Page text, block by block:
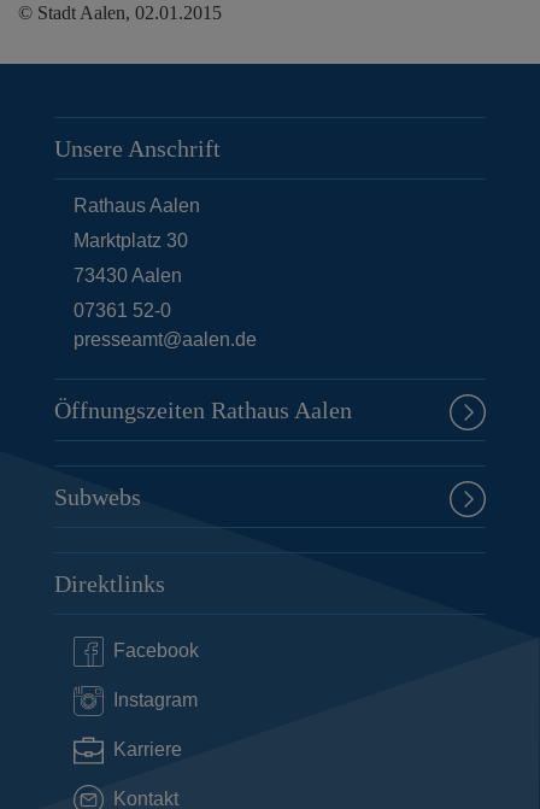
© Stadt Aalen, 02.01.2015
Unsere Anschrift
Rathaus Aalen
Marktplatz 30
73430Aalen
07361 52-0
presseamt@aalen.de
Öffnungszeiten Rathaus Aalen
Subwebs
Direktlinks
Facebook
Instagram
Karriere
Kontakt